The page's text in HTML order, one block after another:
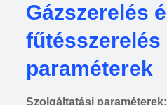
Gázszerelés
fűtésszerelés
paraméterek
Szolgáltatási paraméterek: